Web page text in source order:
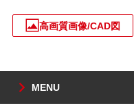
高画質画像/CAD図
MENU